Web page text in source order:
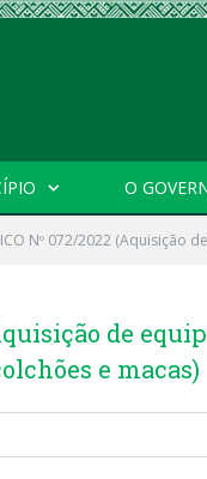
O
Nº 072/2022
de
e macas)